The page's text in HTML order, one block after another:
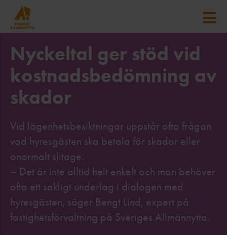
Nyckeltal ger stöd vid
kostnadsbedömning av
skador
Vid lägenhetsbesiktningar uppstår ofta frågan
vad hyresgästen ska betala för skador eller
onormalt slitage.
– Det är inte alltid helt enkelt och man behöver
ofta ett sakligt underlag i dialogen med
hyresgästen, säger Bengt Lind, expert på
fastighetsförvaltning på Sveriges Allmännytta.